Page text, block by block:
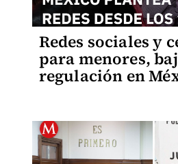
Redes sociales y
para menores,
regulación en